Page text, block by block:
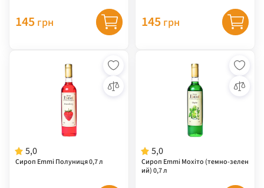
145 грн 145 грн
5,0
Сироп Emmi Полуниця 0,7 л
5,0
Сироп Emmi Мохіто (темно-зелен
ий) 0,7 л